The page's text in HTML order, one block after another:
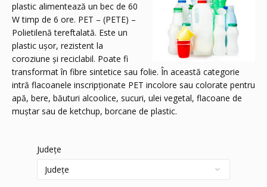
plastic alimentează un bec de 60
W timp de 6 ore. PET – (PETE) –
Polietilenă tereftalată. Este un
plastic uşor, rezistent la
coroziune și reciclabil. Poate fi
transformat în fibre sintetice sau folie. În această categorie
intră flacoanele inscripționate PET incolore sau colorate pentru
apă, bere, băuturi alcoolice, sucuri, ulei vegetal, flacoane de
muştar sau de ketchup, borcane de plastic.
Județe